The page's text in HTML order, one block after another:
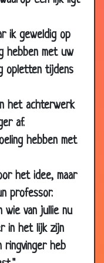
ik geweldig op
hebben met uw
opletten tijdens
het achterwerk
af.
hebben met
het idee, maar
professor.
wie van jullie nu
in het lijk zijn
ringvinger heb
3.24
2.74
3.58
2.97
3.44
3.25
3.43